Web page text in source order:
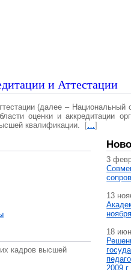
и Аттестации
(далее –
оценки и аккредитации
квалификации.
[…]
кадров высшей
3
13
18
2009